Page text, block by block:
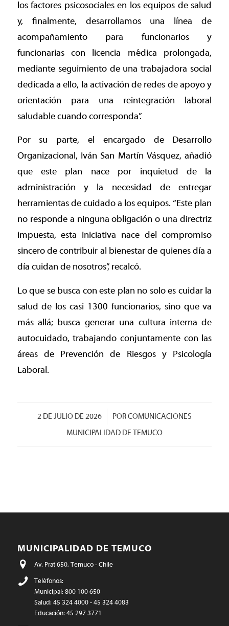
los factores psicosociales en los equipos de salud
y, finalmente, desarrollamos una línea de
acompañamiento para funcionarios y
funcionarias con licencia médica prolongada,
mediante seguimiento de una trabajadora social
dedicada a ello, la activación de redes de apoyo y
orientación para una reintegración laboral
saludable cuando corresponda”.
Por su parte, el encargado de Desarrollo
Organizacional, Iván San Martín Vásquez, añadió
que este plan nace por inquietud de la
administración y la necesidad de entregar
herramientas de cuidado a los equipos. “Este plan
no responde a ninguna obligación o una directriz
impuesta, esta iniciativa nace del compromiso
sincero de contribuir al bienestar de quienes día a
día cuidan de nosotros”, recalcó.
Lo que se busca con este plan no solo es cuidar la
salud de los casi 1300 funcionarios, sino que va
más allá; busca generar una cultura interna de
autocuidado, trabajando conjuntamente con las
áreas de Prevención de Riesgos y Psicología
Laboral.
2 DE JULIO DE 2026
/ PORCOMUNICACIONES
MUNICIPALIDAD DE TEMUCO
MUNICIPALIDAD DE TEMUCO
Av. Prat 650, Temuco - Chile
Teléfonos:
Municipal: 800 100 650
Salud: 45 324 4000 - 45 324 4083
Educación: 45 297 3771